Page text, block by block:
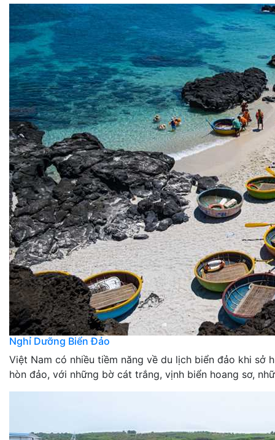
Nghỉ Dưỡng Biển Đảo
Việt Nam có nhiều tiềm năng về du lịch biển đảo khi sở
hòn đảo, với những bờ cát trắng, vịnh biển hoang sơ,